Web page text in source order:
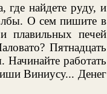
найдете руду, и
О сем пишите в
печей
Пятнадцать
работать
Виниусу... Денег